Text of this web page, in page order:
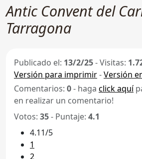
Antic Convent del
Tarragona
Publicado el: 13/2/25-Visitas:
Versión para imprimir-Versión
Comentarios: 0- haga click aquí
en realizar un comentario!
Votos: 35- Puntaje: 4.1
4.11/5
1
2